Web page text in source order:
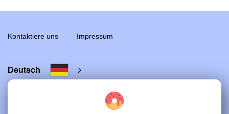
Kontaktiere uns Impressum
Deutsch